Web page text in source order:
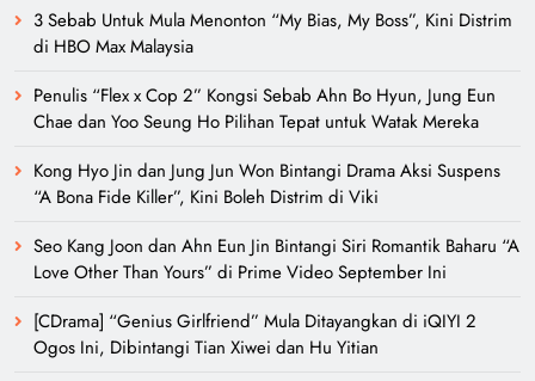
3 Sebab Untuk Mula Menonton “My Bias, My Boss”, Kini Distrim
di HBO Max Malaysia
Penulis “Flex x Cop 2” Kongsi Sebab Ahn Bo Hyun, Jung Eun
Chae dan Yoo Seung Ho Pilihan Tepat untuk Watak Mereka
Kong Hyo Jin dan Jung Jun Won Bintangi Drama Aksi Suspens
“A Bona Fide Killer”, Kini Boleh Distrim di Viki
Seo Kang Joon dan Ahn Eun Jin Bintangi Siri Romantik Baharu “A
Love Other Than Yours” di Prime Video September Ini
[CDrama] “Genius Girlfriend” Mula Ditayangkan di iQIYI 2
Ogos Ini, Dibintangi Tian Xiwei dan Hu Yitian